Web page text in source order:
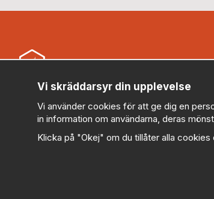
Security Store Sweden AB (559430-0914)
kundservice@securitystore.se
010-303 78 95 (Vardagar 08:00-17:00)
Vi skräddarsyr din upplevelse
Vi använder cookies för att ge dig en
in information om användarna, deras
Klicka på "Okej" om du tillåter alla